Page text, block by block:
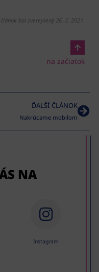
bol zverejnený 26. 2. 2021.
na začiatok
ĎALŠÍ ČLÁNOK
Nakrúcame mobilom
NA
Instagram